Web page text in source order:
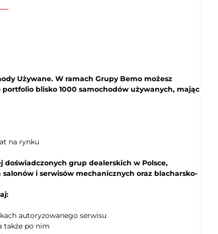
Używane. W ramach Grupy Bemo możesz
blisko 1000 samochodów używanych, mając
na rynku
grup dealerskich w Polsce,
i serwisów mechanicznych oraz blacharsko-
autoryzowanego serwisu
także po nim